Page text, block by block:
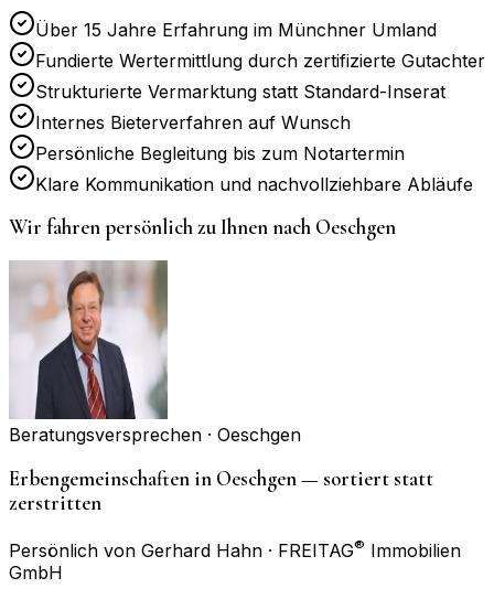
Über 15 Jahre Erfahrung im Münchner Umland
Fundierte Wertermittlung durch zertifizierte Gutachter
Strukturierte Vermarktung statt Standard-Inserat
Internes Bieterverfahren auf Wunsch
Persönliche Begleitung bis zum Notartermin
Klare Kommunikation und nachvollziehbare Abläufe
Wir fahren persönlich zu Ihnen nach Oeschgen
Beratungsversprechen · Oeschgen
Erbengemeinschaften in Oeschgen — sortiert statt
zerstritten
Persönlich von Gerhard Hahn · FREITAG® Immobilien
GmbH